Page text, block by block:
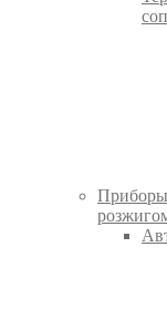
Приборы